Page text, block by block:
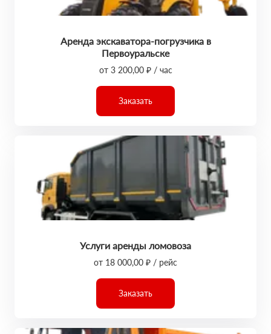
Аренда экскаватора-погрузчика в
Первоуральске
от 3 200,00 ₽ / час
Заказать
Услуги аренды ломовоза
от 18 000,00 ₽ / рейс
Заказать